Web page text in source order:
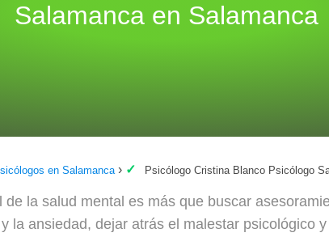
Salamanca en Salamanca
en Salamanca Psicólogo Cristina Blanco Psicólogo
la salud mental es más que buscar
la ansiedad, dejar atrás el malestar psicológico